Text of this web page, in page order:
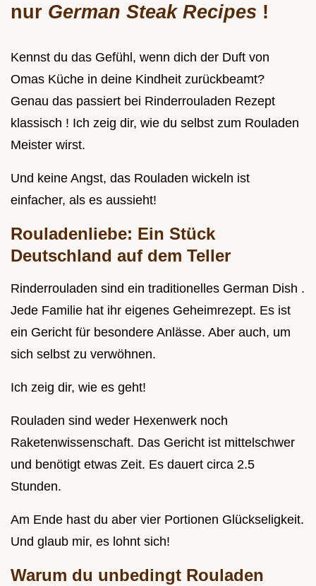
nur German Steak Recipes !
Kennst du das Gefühl, wenn dich der Duft von
Omas Küche in deine Kindheit zurückbeamt?
Genau das passiert bei Rinderrouladen Rezept
klassisch ! Ich zeig dir, wie du selbst zum Rouladen
Meister wirst.
Und keine Angst, das Rouladen wickeln ist
einfacher, als es aussieht!
Rouladenliebe: Ein Stück
Deutschland auf dem Teller
Rinderrouladen sind ein traditionelles German Dish .
Jede Familie hat ihr eigenes Geheimrezept. Es ist
ein Gericht für besondere Anlässe. Aber auch, um
sich selbst zu verwöhnen.
Ich zeig dir, wie es geht!
Rouladen sind weder Hexenwerk noch
Raketenwissenschaft. Das Gericht ist mittelschwer
und benötigt etwas Zeit. Es dauert circa 2.5
Stunden.
Am Ende hast du aber vier Portionen Glückseligkeit.
Und glaub mir, es lohnt sich!
Warum du unbedingt Rouladen